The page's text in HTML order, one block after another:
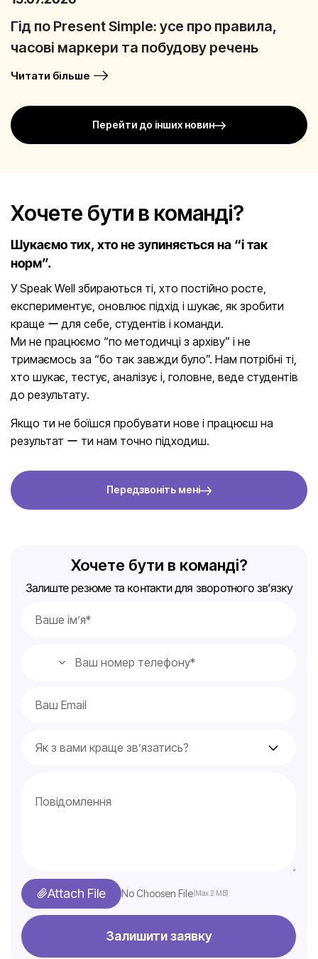
Гід по Present Simple: усе про правила,
часові маркери та побудову речень
Читати більше
Перейти до інших новин
Хочете бути в команді?
Шукаємо тих, хто не зупиняється на “і так
норм”.
У Speak Well збираються ті, хто постійно росте,
експериментує, оновлює підхід і шукає, як зробити
краще ー для себе, студентів і команди.
Ми не працюємо “по методичці з архіву” і не
тримаємось за “бо так завжди було”. Нам потрібні ті,
хто шукає, тестує, аналізує і, головне, веде студентів
до результату.
Якщо ти не боїшся пробувати нове і працюєш на
результат ー ти нам точно підходиш.
Передзвоніть мені
Хочете бути в команді?
Залиште резюме та контакти для зворотного зв’язку
Attach File No Choosen File(Max 2 MB)
Залишити заявку